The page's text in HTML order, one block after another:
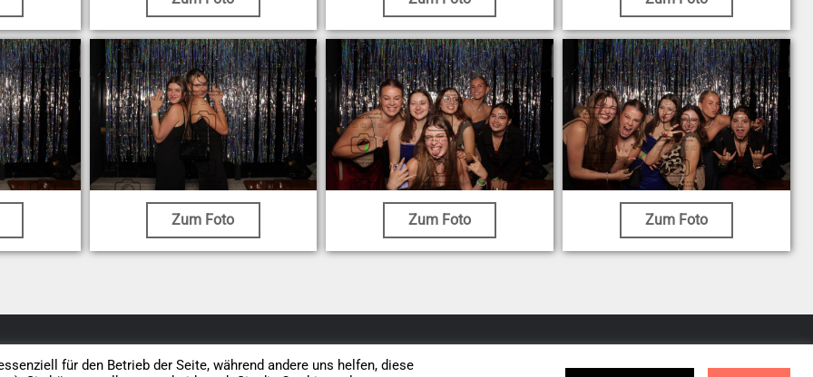
Zum Foto Zum Foto Zum Foto
Datenschutz AGB Impressum Vertrag widerrufen
für den Betrieb der Seite, während andere uns helfen, diese